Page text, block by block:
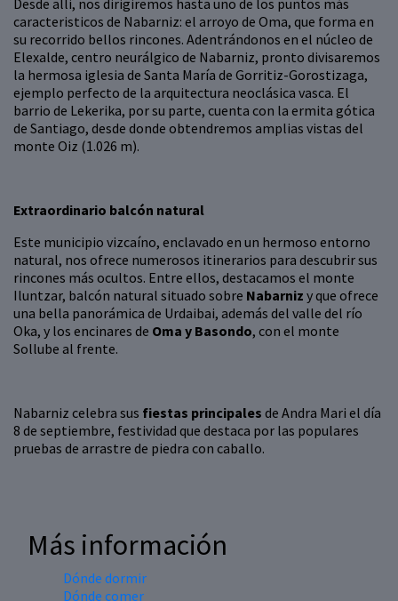
Desde alli, nos dirigiremos hasta uno de los puntos más
caracteristicos de Nabarniz: el arroyo de Oma, que forma en
su recorrido bellos rincones. Adentrándonos en el núcleo de
Elexalde, centro neurálgico de Nabarniz, pronto divisaremos
la hermosa iglesia de Santa María de Gorritiz-Gorostizaga,
ejemplo perfecto de la arquitectura neoclásica vasca. El
barrio de Lekerika, por su parte, cuenta con la ermita gótica
de Santiago, desde donde obtendremos amplias vistas del
monte Oiz (1.026 m).
Extraordinario balcón natural
Este municipio vizcaíno, enclavado en un hermoso entorno
natural, nos ofrece numerosos itinerarios para descubrir sus
rincones más ocultos. Entre ellos, destacamos el monte
Iluntzar, balcón natural situado sobre Nabarniz y que ofrece
una bella panorámica de Urdaibai, además del valle del río
Oka, y los encinares de Oma y Basondo, con el monte
Sollube al frente.
Nabarniz celebra sus fiestas principales de Andra Mari el día
8 de septiembre, festividad que destaca por las populares
pruebas de arrastre de piedra con caballo.
Más información
Dónde dormir
Dónde comer